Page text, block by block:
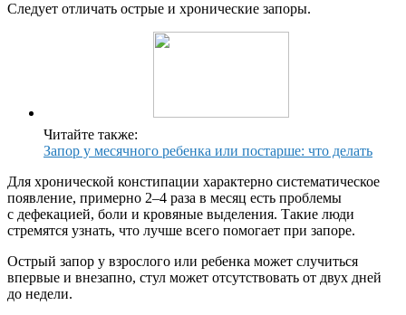
Следует отличать острые и хронические запоры.
Читайте также:
Запор у месячного ребенка или постарше: что делать
Для хронической констипации характерно систематическое
появление, примерно 2–4 раза в месяц есть проблемы
с дефекацией, боли и кровяные выделения. Такие люди
стремятся узнать, что лучше всего помогает при запоре.
Острый запор у взрослого или ребенка может случиться
впервые и внезапно, стул может отсутствовать от двух дней
до недели.